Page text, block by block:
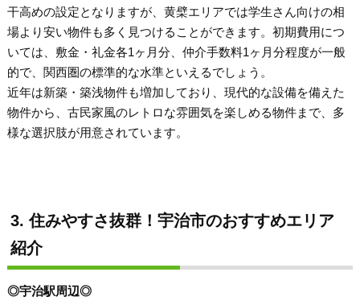
干高めの設定となりますが、黄檗エリアでは学生さん向けの相
場より安い物件も多く見つけることができます。初期費用につ
いては、敷金・礼金各1ヶ月分、仲介手数料1ヶ月分程度が一般
的で、関西圏の標準的な水準といえるでしょう。
近年は新築・築浅物件も増加しており、現代的な設備を備えた
物件から、古民家風のレトロな雰囲気を楽しめる物件まで、多
様な選択肢が用意されています。
3. 住みやすさ抜群！宇治市のおすすめエリア
紹介
◎宇治駅周辺◎